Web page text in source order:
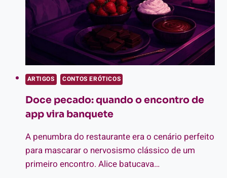
ARTIGOS CONTOS ERÓTICOS
Doce pecado: quando o encontro de
app vira banquete
A penumbra do restaurante era o cenário perfeito
para mascarar o nervosismo clássico de um
primeiro encontro. Alice batucava…